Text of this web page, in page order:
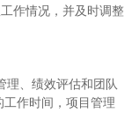
作情况，并及时调整
理、绩效评估和团队
作时间，项目管理